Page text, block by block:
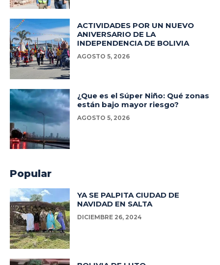
ACTIVIDADES POR UN NUEVO
ANIVERSARIO DE LA
INDEPENDENCIA DE BOLIVIA
AGOSTO 5, 2026
¿Que es el Súper Niño: Qué zonas
están bajo mayor riesgo?
AGOSTO 5, 2026
Popular
YA SE PALPITA CIUDAD DE
NAVIDAD EN SALTA
DICIEMBRE 26, 2024